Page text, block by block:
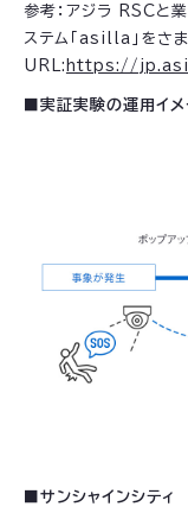
参考：アジラ RSCと
ステム「asilla」をさ
URL: https://
■実証実験の運用イメ
■サンシャインシティ